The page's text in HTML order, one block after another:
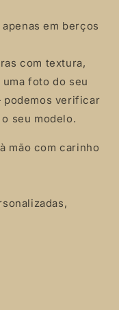
em berços
com textura,
foto do seu
podemos verificar
seu modelo.
mão com carinho